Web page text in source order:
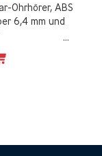
Ohrhörer, ABS
6,4 mm und